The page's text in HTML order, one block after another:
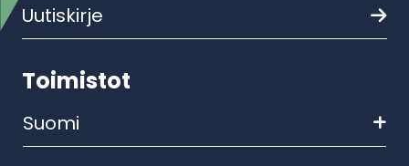
Uutiskirje
Toimistot
Suomi